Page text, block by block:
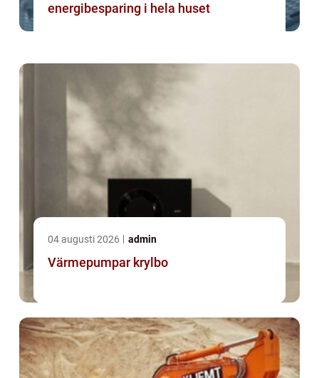
energibesparing i hela huset
04 augusti 2026 admin
Värmepumpar krylbo